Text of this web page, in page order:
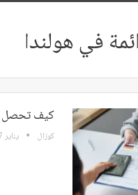
في هولندا
كيف تحصل
كوزال يناير 27, 2024